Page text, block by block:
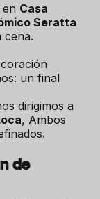
Casa
Seratta
cena.
un final
dirigimos a
, Ambos
de